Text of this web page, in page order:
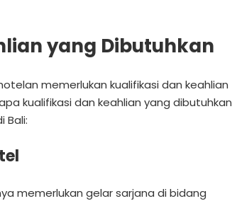
yang Dibutuhkan
memerlukan kualifikasi dan keahlian
kualifikasi dan keahlian yang dibutuhkan
Bali:
memerlukan gelar sarjana di bidang